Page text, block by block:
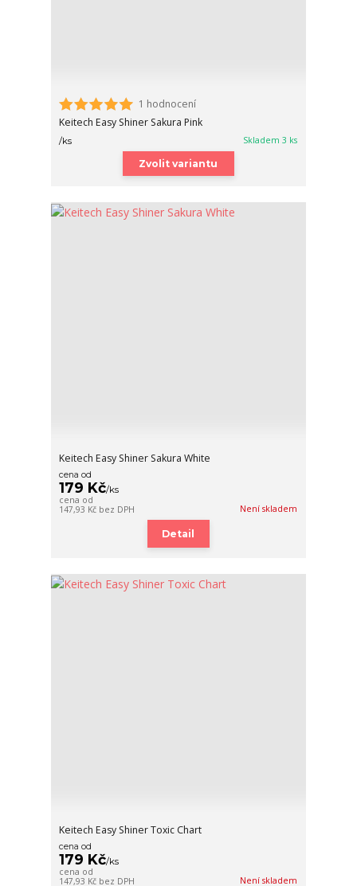
1 hodnocení
Keitech Easy Shiner Sakura Pink
/ks Skladem 3 ks
Zvolit variantu
Keitech Easy Shiner Sakura White
cena od
179 Kč/ks
cena od
147,93 Kč bez DPH Není skladem
Detail
Keitech Easy Shiner Toxic Chart
cena od
179 Kč/ks
cena od
147,93 Kč bez DPH Není skladem